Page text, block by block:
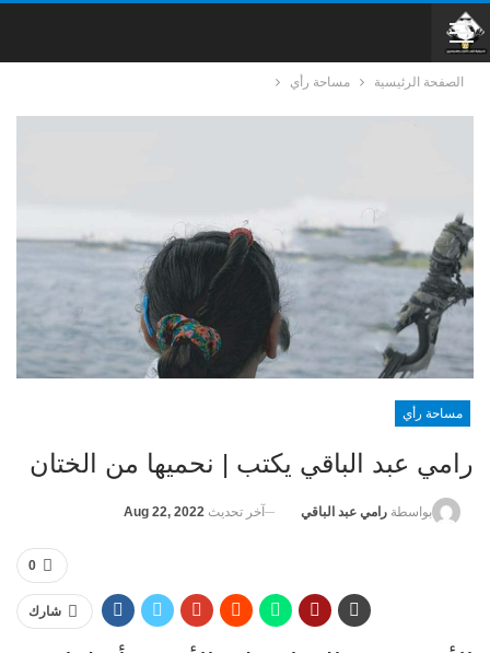
الصفحة الرئيسية مساحة رأي
مساحة رأي
رامي عبد الباقي يكتب | نحميها من الختان
بواسطة رامي عبد الباقي آخر تحديث Aug 22, 2022
0
شارك